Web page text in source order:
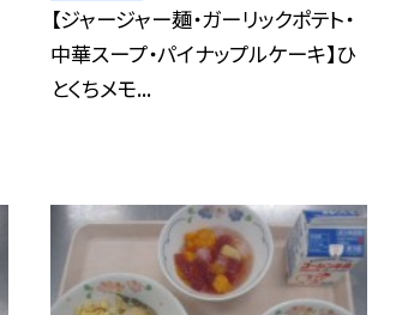
【ジャージャー麺・ガーリックポテト・
中華スープ・パイナップルケーキ】ひ
とくちメモ...